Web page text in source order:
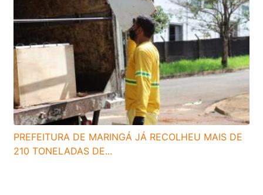
PREFEITURA DE MARINGÁ JÁ RECOLHEU MAIS DE
210 TONELADAS DE...